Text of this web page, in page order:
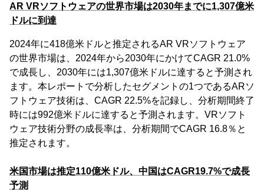
AR VRソフトウェアの世界市場は2030年までに1,307億米
ドルに到達
2024年に418億米ドルと推定されるAR VRソフトウェア
の世界市場は、2024年から2030年にかけてCAGR 21.0%
で成長し、2030年には1,307億米ドルに達すると予測され
ます。本レポートで分析したセグメントの1つであるARソ
フトウェア技術は、CAGR 22.5%を記録し、分析期間終了
時には992億米ドルに達すると予測されます。VRソフト
ウェア技術分野の成長率は、分析期間でCAGR 16.8％と
推定されます。
米国市場は推定110億米ドル、中国はCAGR19.7%で成長
予測